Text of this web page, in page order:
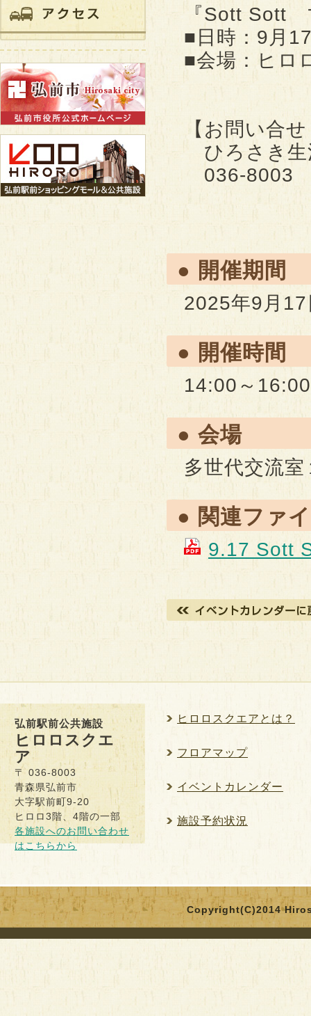
『Sott Sott
■日時：9月
■会場：ヒロ
【お問い合
ひろさき生
036-8003
● 開催期間
2025年9月
● 開催時間
14:00～16:00
● 会場
多世代交流室
● 関連ファ
9.17 Sott
弘前駅前公共施設
ヒロロスクエ
ア
〒 036-8003
青森県弘前市
大字駅前町9-20
ヒロロ3階、4階の一部
各施設へのお問い合わせ
はこちらから
ヒロロスクエアとは？
フロアマップ
イベントカレンダー
施設予約状況
Copyright(C)2014